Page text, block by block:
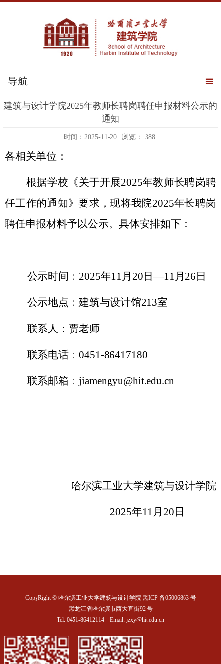
导航
建筑与设计学院2025年教师长聘岗聘任申报材料公示的
通知
时间：2025-11-20 浏览： 388
各相关单位：
根据学校《关于开展2025年教师长聘岗聘
任工作的通知》要求，现将我院2025年长聘岗
聘任申报材料予以公示。具体安排如下：
公示时间： 2025年11月 20 日—11月 26 日
公示地点：建筑与设计馆213室
联系人：贾老师
联系电话： 0451-86417180
联系邮箱： jiamengyu@hit.edu.cn
哈尔滨工业大学建筑与设计学院
2025年11月 20 日
CopyRight © 哈尔滨工业大学建筑与设计学院 黑ICP 备05006863 号
黑龙江省哈尔滨市西大直街92 号
Tel: 0451-86412114 Email: jzxy@hit.edu.cn